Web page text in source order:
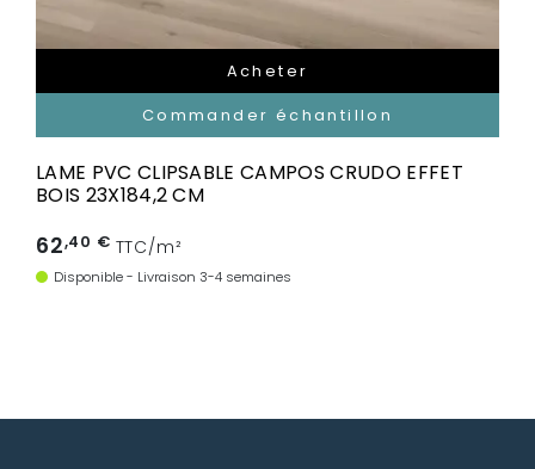
Acheter
Commander échantillon
LAME PVC CLIPSABLE CAMPOS CRUDO EFFET
BOIS 23X184,2 CM
62,40 € TTC/m²
Disponible - Livraison 3-4 semaines